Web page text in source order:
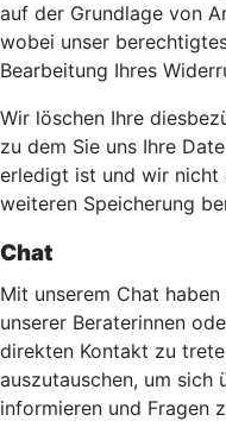
auf der Grundlage von
wobei unser
Bearbeitung Ihres
Wir löschen Ihre
zu dem Sie uns Ihre
erledigt ist und wir nicht
weiteren Speicherung
Chat
Mit unserem Chat
unserer Beraterinnen
direkten Kontakt zu
auszutauschen, um sich
informieren und Fragen